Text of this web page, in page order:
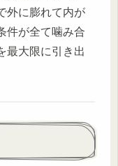
外に膨れて内が
件が全て噛み合
最大限に引き出